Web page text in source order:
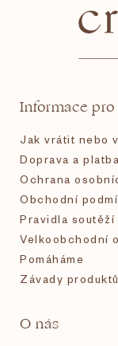
Informace pro
Jak vrátit nebo
Doprava a platba
Ochrana
Obchodní
Pravidla soutěží
Velkoobchodní
Pomáháme
Závady
O nás